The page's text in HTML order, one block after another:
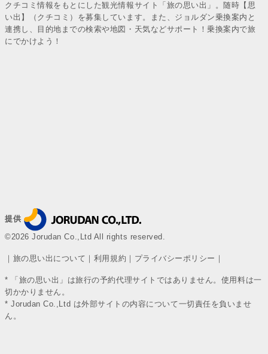
クチコミ情報をもとにした観光情報サイト「旅の思い出」。随時【思
い出】（クチコミ）を募集しています。また、ジョルダン乗換案内と
連携し、目的地までの検索や地図・天気などサポート！乗換案内で旅
にでかけよう！
提供
©2026 Jorudan Co.,Ltd All rights reserved.
｜ 旅の思い出について ｜ 利用規約 ｜ プライバシーポリシー ｜
* 「旅の思い出」は旅行の予約代理サイトではありません。使用料は一
切かかりません。
* Jorudan Co.,Ltd は外部サイトの内容について一切責任を負いませ
ん。